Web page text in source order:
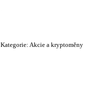
Kategorie: Akcie a kryptoměny